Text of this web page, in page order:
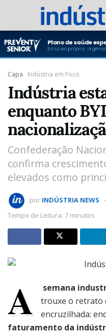
Capa Indústria em Foco
Indústria
enquanto
Confederação
confirma
elevados como
por INDÚSTRIA NEWS
Tempo de Leitura: 7 minutos
A semana
trouxe o retrato
encruzilhada:
faturamento da